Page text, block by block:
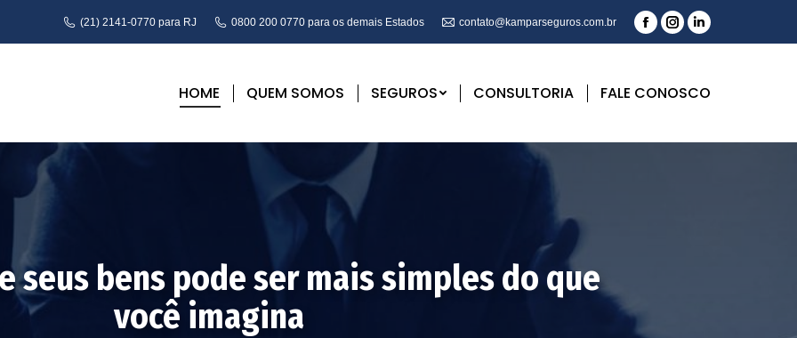
(21) 2141-0770 para RJ 0800 200 0770 para os demais Estados contato@kamparseguros.com.br
HOME QUEM SOMOS SEGUROS CONSULTORIA FALE CONOSCO
seus bens pode ser mais simples do que
você imagina